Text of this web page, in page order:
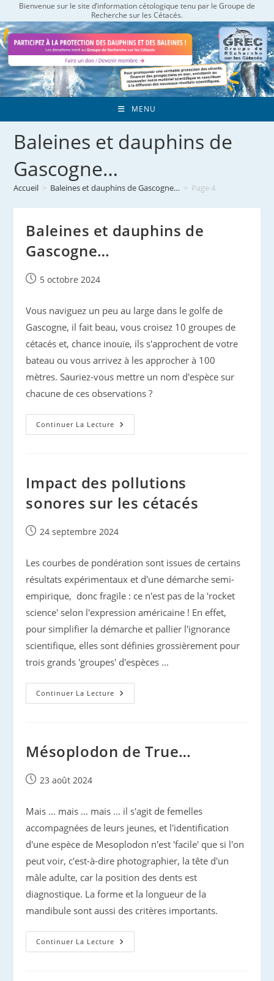
to
content
Bienvenue sur le site d’information cétologique tenu par le Groupe de
Recherche sur les Cétacés.
MENU
Baleines et dauphins de
Gascogne…
Accueil > Baleines et dauphins de Gascogne… > Page 4
Baleines et dauphins de
Gascogne…
Publication
5 octobre 2024
Vous naviguez un peu au large dans le golfe de
Gascogne, il fait beau, vous croisez 10 groupes de
cétacés et, chance inouïe, ils s'approchent de votre
bateau ou vous arrivez à les approcher à 100
mètres. Sauriez-vous mettre un nom d'espèce sur
chacune de ces observations ?
Continuer La Lecture Baleines
Et
Impact des pollutions
sonores sur les cétacés
Publication
24 septembre 2024
Les courbes de pondération sont issues de certains
résultats expérimentaux et d'une démarche semi-
empirique, donc fragile : ce n'est pas de la 'rocket
science' selon l'expression américaine ! En effet,
pour simplifier la démarche et pallier l'ignorance
scientifique, elles sont définies grossièrement pour
trois grands 'groupes' d'espèces ...
Continuer La Lecture Impact
Des
Cétacés
Mésoplodon de True…
Publication
23 août 2024
Mais ... mais ... mais ... il s'agit de femelles
accompagnées de leurs jeunes, et l'identification
d'une espèce de Mesoplodon n'est 'facile' que si l'on
peut voir, c'est-à-dire photographier, la tête d'un
mâle adulte, car la position des dents est
diagnostique. La forme et la longueur de la
mandibule sont aussi des critères importants.
Continuer La Lecture Mésoplodon
De